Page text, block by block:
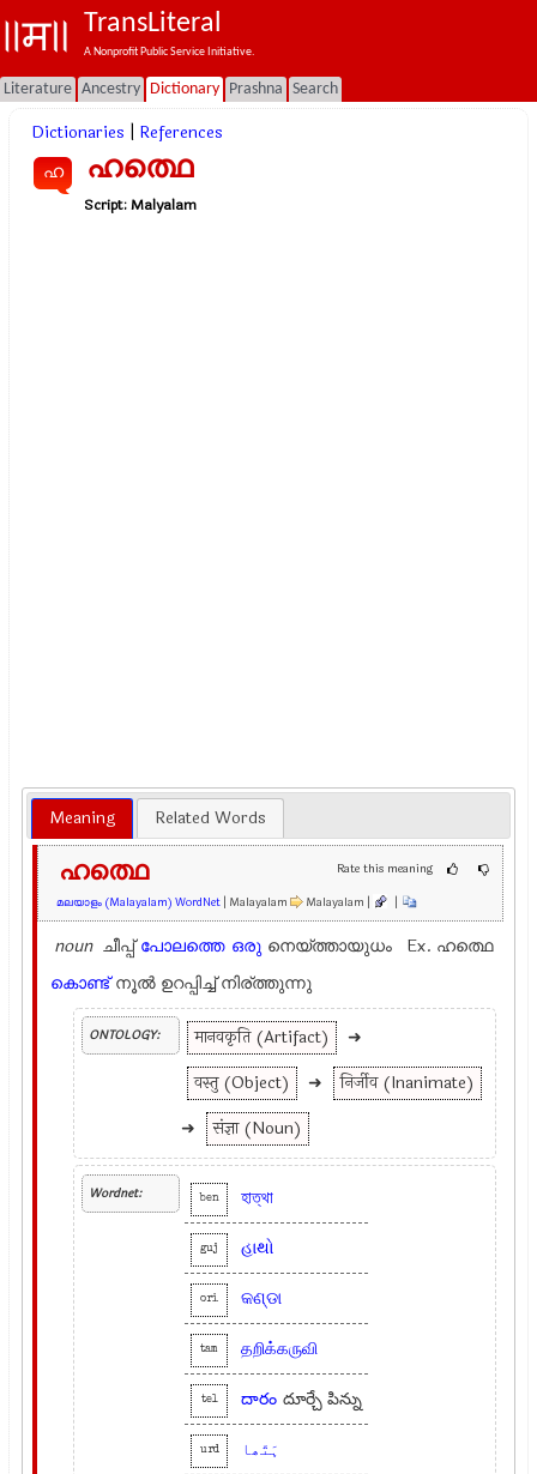
TransLiteral
A Nonprofit Public Service Initiative.
Literature Ancestry Dictionary Prashna Search
Dictionaries References
ഹ ഹത്ഥെ
Script:Malyalam
Meaning Related Words
Rate this meaning
ഹത്ഥെ
മലയാളം (Malayalam) WordNet | Malayalam Malayalam | |
noun ചീപ്പ്പോലത്തെ ഒരു നെയ്ത്തായുധം Ex. ഹത്ഥെ
കൊണ്ട്നൂല്‍ ഉറപ്പിച്ച് നിര്ത്തുന്നു
ONTOLOGY: मानवकृति (Artifact)
➜
वस्तु (Object)
➜
निर्जीव (Inanimate)
➜
संज्ञा (Noun)
Wordnet: ben হাত্থা
guj હાથો
ori କଣ୍ଡା
tam தறிக்கருவி
tel దారం దూర్చే పిన్ను
urd ہَتّھا